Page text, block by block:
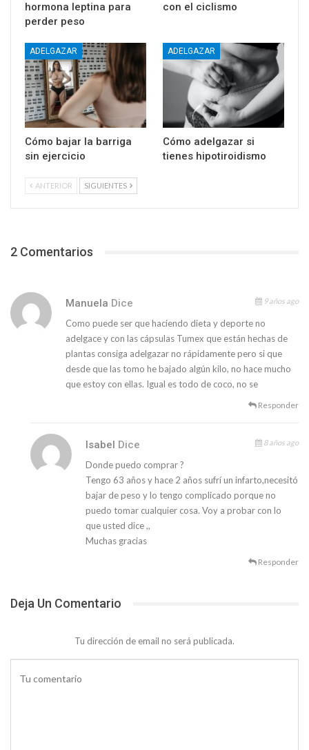
hormona leptina para
perder peso
con el ciclismo
ADELGAZAR
Cómo bajar la barriga
sin ejercicio
ADELGAZAR
Cómo adelgazar si
tienes hipotiroidismo
ANTERIOR SIGUIENTES
2 Comentarios
Manuela Dice 9 años ago
Como puede ser que haciendo dieta y deporte no
adelgace y con las cápsulas Tumex que están hechas de
plantas consiga adelgazar no rápidamente pero si que
desde que las tomo he bajado algún kilo, no hace mucho
que estoy con ellas. Igual es todo de coco, no se
Responder
Isabel Dice 8 años ago
Donde puedo comprar ?
Tengo 63 años y hace 2 años sufrí un infarto,necesitó
bajar de peso y lo tengo complicado porque no
puedo tomar cualquier cosa. Voy a probar con lo
que usted dice ,,
Muchas gracias
Responder
Deja Un Comentario
Tu dirección de email no será publicada.